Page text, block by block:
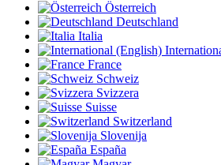
Österreich
Deutschland
Italia
France
Schweiz
Svizzera
Suisse
Switzerland
Slovenija
España